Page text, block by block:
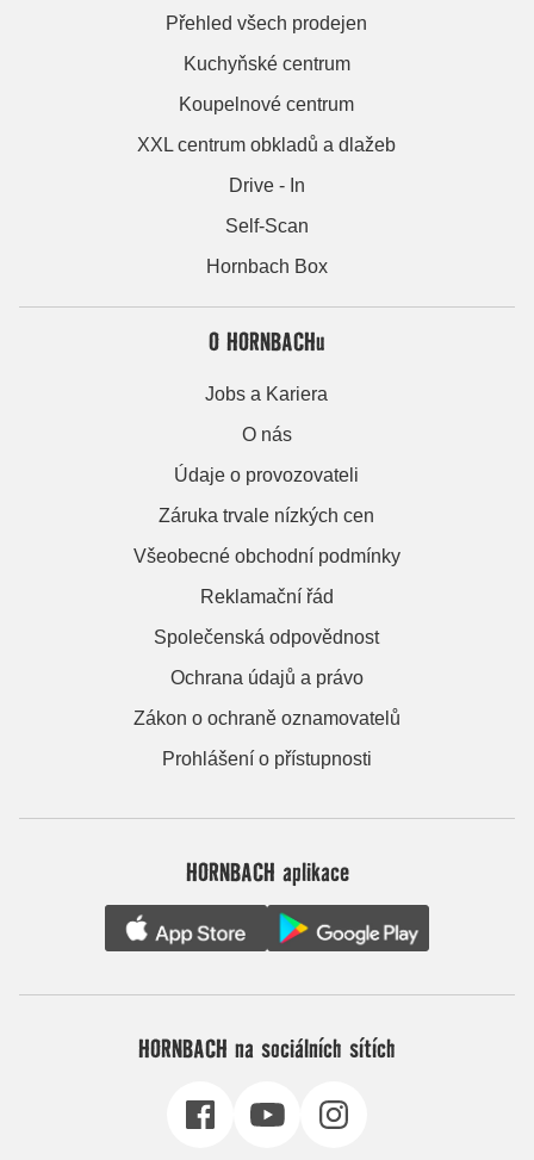
Přehled všech prodejen
Kuchyňské centrum
Koupelnové centrum
XXL centrum obkladů a dlažeb
Drive - In
Self-Scan
Hornbach Box
O HORNBACHu
Jobs a Kariera
O nás
Údaje o provozovateli
Záruka trvale nízkých cen
Všeobecné obchodní podmínky
Reklamační řád
Společenská odpovědnost
Ochrana údajů a právo
Zákon o ochraně oznamovatelů
Prohlášení o přístupnosti
HORNBACH aplikace
HORNBACH na sociálních sítích